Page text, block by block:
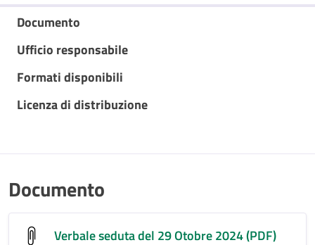
Documento
Ufficio responsabile
Formati disponibili
Licenza di distribuzione
Documento
Verbale seduta del 29 Otobre 2024 (PDF)